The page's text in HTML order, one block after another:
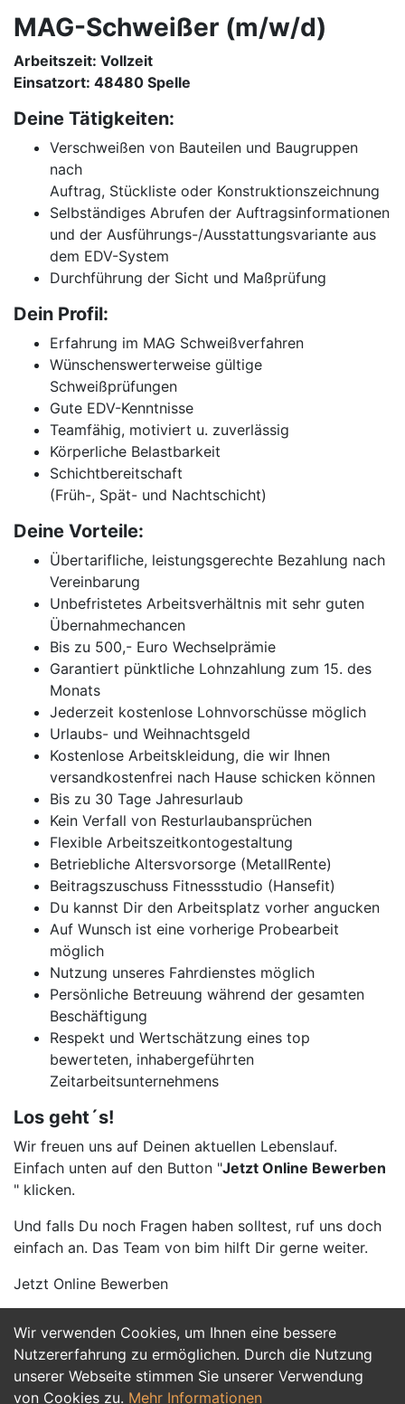
Wir verwenden Cookies, um Ihnen eine bessere
Nutzererfahrung zu ermöglichen. Durch die Nutzung
unserer Webseite stimmen Sie unserer Verwendung
von Cookies zu. Mehr Informationen
MAG-Schweißer (m/w/d)
Arbeitszeit: Vollzeit
Einsatzort: 48480 Spelle
Deine Tätigkeiten:
Verschweißen von Bauteilen und Baugruppen
nach
Auftrag, Stückliste oder Konstruktionszeichnung
Selbständiges Abrufen der Auftragsinformationen
und der Ausführungs-/Ausstattungsvariante aus
dem EDV-System
Durchführung der Sicht und Maßprüfung
Dein Profil:
Erfahrung im MAG Schweißverfahren
Wünschenswerterweise gültige
Schweißprüfungen
Gute EDV-Kenntnisse
Teamfähig, motiviert u. zuverlässig
Körperliche Belastbarkeit
Schichtbereitschaft
(Früh-, Spät- und Nachtschicht)
Deine Vorteile:
Übertarifliche, leistungsgerechte Bezahlung nach
Vereinbarung
Unbefristetes Arbeitsverhältnis mit sehr guten
Übernahmechancen
Bis zu 500,- Euro Wechselprämie
Garantiert pünktliche Lohnzahlung zum 15. des
Monats
Jederzeit kostenlose Lohnvorschüsse möglich
Urlaubs- und Weihnachtsgeld
Kostenlose Arbeitskleidung, die wir Ihnen
versandkostenfrei nach Hause schicken können
Bis zu 30 Tage Jahresurlaub
Kein Verfall von Resturlaubansprüchen
Flexible Arbeitszeitkontogestaltung
Betriebliche Altersvorsorge (MetallRente)
Beitragszuschuss Fitnessstudio (Hansefit)
Du kannst Dir den Arbeitsplatz vorher angucken
Auf Wunsch ist eine vorherige Probearbeit
möglich
Nutzung unseres Fahrdienstes möglich
Persönliche Betreuung während der gesamten
Beschäftigung
Respekt und Wertschätzung eines top
bewerteten, inhabergeführten
Zeitarbeitsunternehmens
Los geht´s!
Wir freuen uns auf Deinen aktuellen Lebenslauf.
Einfach unten auf den Button "Jetzt Online Bewerben
" klicken.
Und falls Du noch Fragen haben solltest, ruf uns doch
einfach an. Das Team von bim hilft Dir gerne weiter.
Jetzt Online Bewerben
Jetzt Bewerben